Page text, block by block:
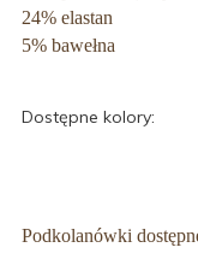
24% elastan
5% bawełna
Dostępne kolory:
Podkolanówki